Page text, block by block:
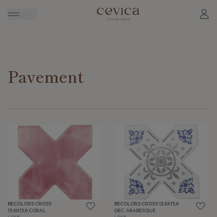
Pavement
BECOLORS CROSS
13,6X13,6 CORAL
BECOLORS CROSS 13,6X13,6
DEC. ARABESQUE